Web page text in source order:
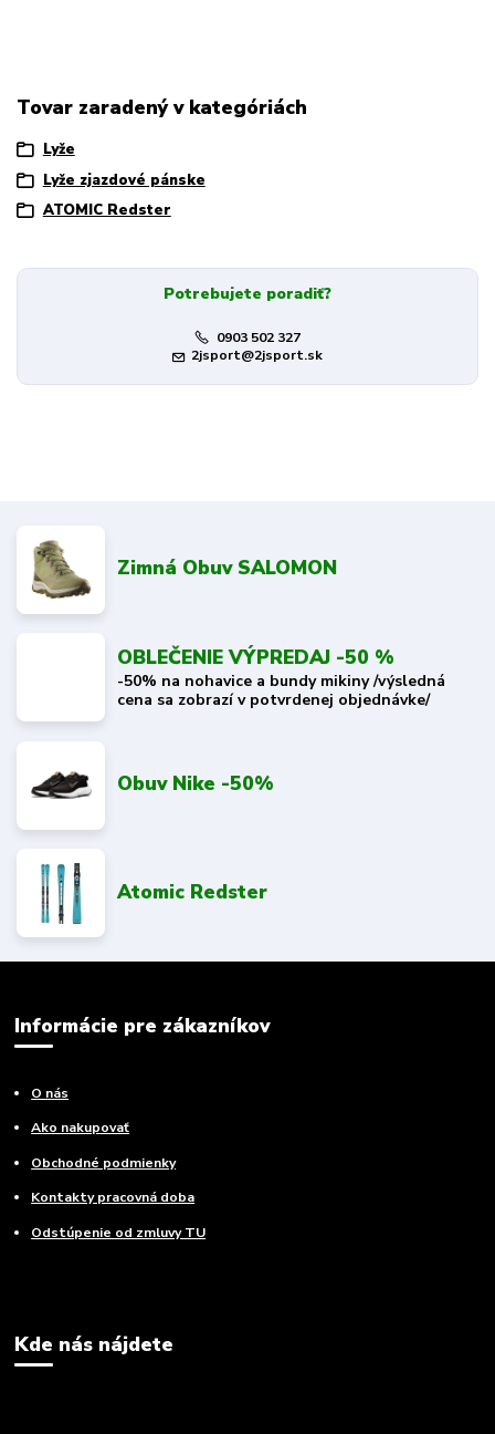
Tovar zaradený v kategóriách
Lyže
Lyže zjazdové pánske
ATOMIC Redster
Potrebujete poradiť?
0903 502 327
2jsport@2jsport.sk
Zimná Obuv SALOMON
OBLEČENIE VÝPREDAJ -50 %
-50% na nohavice a bundy mikiny /výsledná
cena sa zobrazí v potvrdenej objednávke/
Obuv Nike -50%
Atomic Redster
Informácie pre zákazníkov
O nás
Ako nakupovať
Obchodné podmienky
Kontakty pracovná doba
Odstúpenie od zmluvy TU
Kde nás nájdete